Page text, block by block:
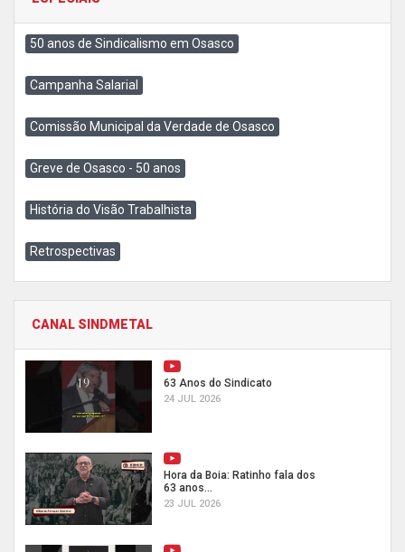
50 anos de Sindicalismo em Osasco
Campanha Salarial
Comissão Municipal da Verdade de Osasco
Greve de Osasco - 50 anos
História do Visão Trabalhista
Retrospectivas
CANAL SINDMETAL
63 Anos do Sindicato
24 JUL 2026
Hora da Boia: Ratinho fala dos
63 anos...
23 JUL 2026